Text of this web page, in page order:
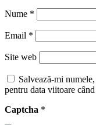
Nume *
Email *
Site web
Salvează-mi
pentru data viitoare
Captcha *